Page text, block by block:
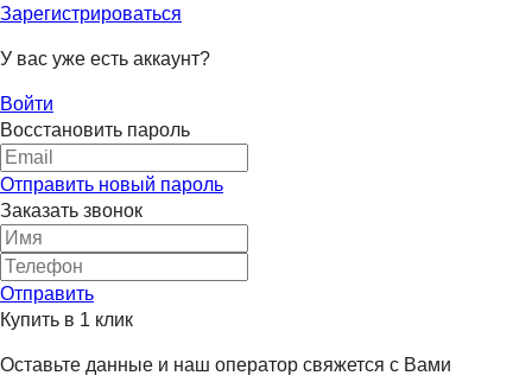
Зарегистрироваться
У вас уже есть аккаунт?
Войти
Восстановить пароль
Отправить новый пароль
Заказать звонок
Отправить
Купить в 1 клик
Оставьте данные и наш оператор свяжется с Вами